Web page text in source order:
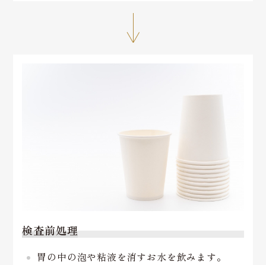
検査前処理
胃の中の泡や粘液を消すお水を飲みます。